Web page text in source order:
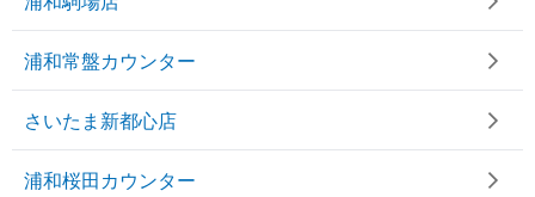
浦和常盤カウンター
さいたま新都心店
浦和桜田カウンター